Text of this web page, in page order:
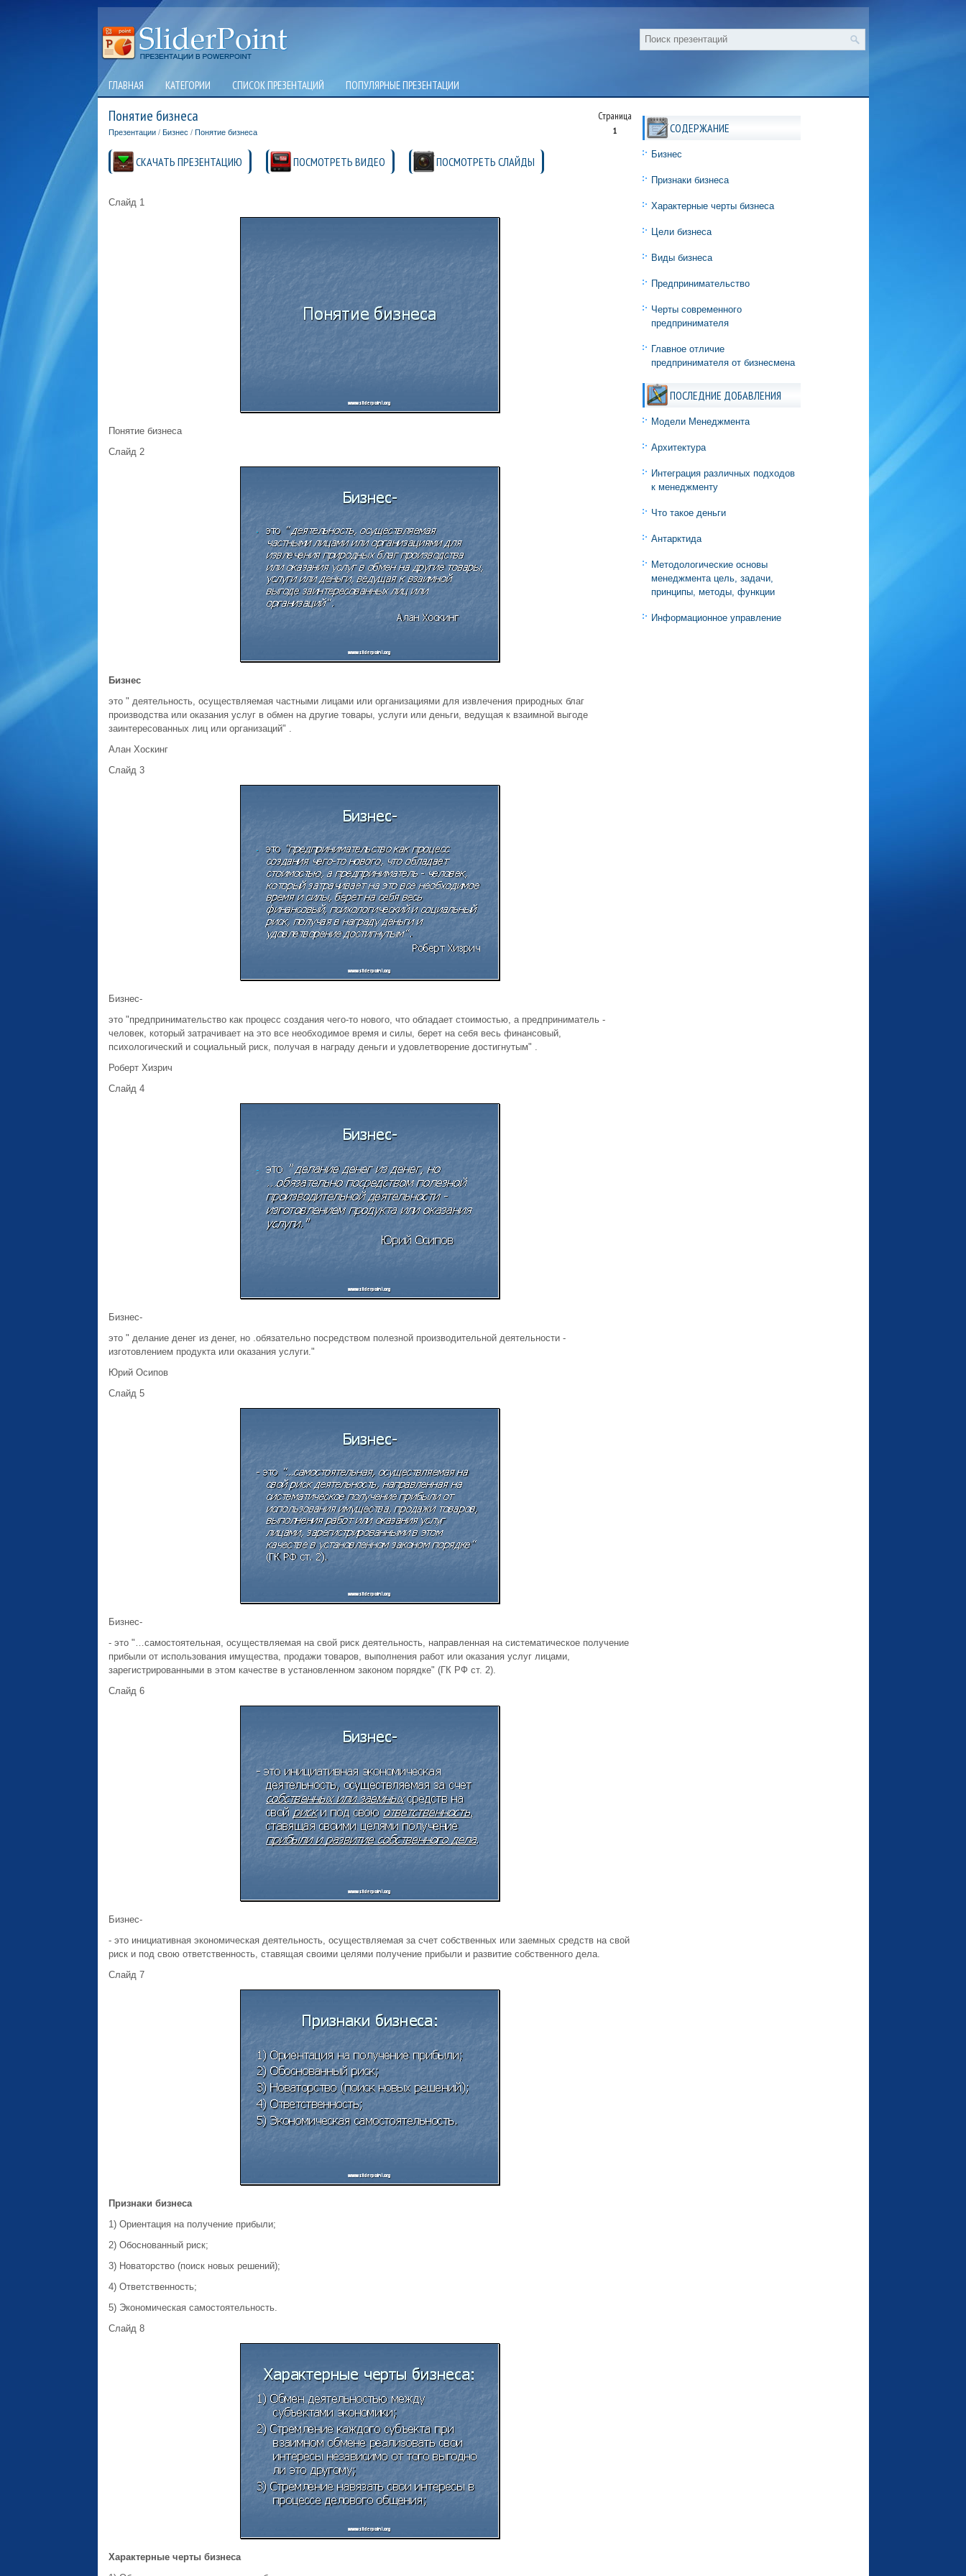
ГЛАВНАЯ КАТЕГОРИИ СПИСОК ПРЕЗЕНТАЦИЙ ПОПУЛЯРНЫЕ ПРЕЗЕНТАЦИИ
Понятие бизнеса Страница
1
Презентации/ Бизнес / Понятие бизнеса
СКАЧАТЬ ПРЕЗЕНТАЦИЮ ПОСМОТРЕТЬ ВИДЕО ПОСМОТРЕТЬ СЛАЙДЫ
Слайд 1
Понятие бизнеса
Слайд 2
Бизнес
это " деятельность, осуществляемая частными лицами или организациями для извлечения природных благ
производства или оказания услуг в обмен на другие товары, услуги или деньги, ведущая к взаимной выгоде
заинтересованных лиц или организаций" .
Алан Хоскинг
Слайд 3
Бизнес-
это "предпринимательство как процесс создания чего-то нового, что обладает стоимостью, а предприниматель -
человек, который затрачивает на это все необходимое время и силы, берет на себя весь финансовый,
психологический и социальный риск, получая в награду деньги и удовлетворение достигнутым" .
Роберт Хизрич
Слайд 4
Бизнес-
это " делание денег из денег, но .обязательно посредством полезной производительной деятельности -
изготовлением продукта или оказания услуги."
Юрий Осипов
Слайд 5
Бизнес-
- это "…самостоятельная, осуществляемая на свой риск деятельность, направленная на систематическое получение
прибыли от использования имущества, продажи товаров, выполнения работ или оказания услуг лицами,
зарегистрированными в этом качестве в установленном законом порядке" (ГК РФ ст. 2).
Слайд 6
Бизнес-
- это инициативная экономическая деятельность, осуществляемая за счет собственных или заемных средств на свой
риск и под свою ответственность, ставящая своими целями получение прибыли и развитие собственного дела.
Слайд 7
Признаки бизнеса
1) Ориентация на получение прибыли;
2) Обоснованный риск;
3) Новаторство (поиск новых решений);
4) Ответственность;
5) Экономическая самостоятельность.
Слайд 8
Характерные черты бизнеса
СОДЕРЖАНИЕ
Бизнес
Признаки бизнеса
Характерные черты бизнеса
Цели бизнеса
Виды бизнеса
Предпринимательство
Черты современного
предпринимателя
Главное отличие
предпринимателя от бизнесмена
ПОСЛЕДНИЕ ДОБАВЛЕНИЯ
Модели Менеджмента
Архитектура
Интеграция различных подходов
к менеджменту
Что такое деньги
Антарктида
Методологические основы
менеджмента цель, задачи,
принципы, методы, функции
Информационное управление